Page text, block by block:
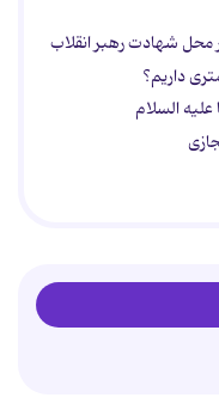
محل شهادت رهبر انقلاب
داریم؟
السلام